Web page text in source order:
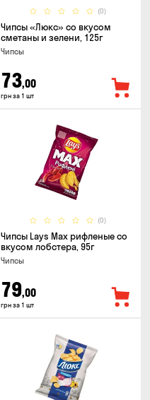
(0)
Чипсы «Люкс» со вкусом
сметаны и зелени, 125г
Чипсы
73,00
грн за 1 шт
(0)
Чипсы Lays Max рифленые со
вкусом лобстера, 95г
Чипсы
79,00
грн за 1 шт